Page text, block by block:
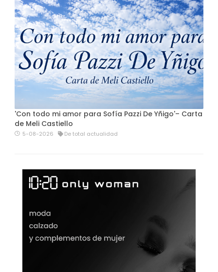
'Con todo mi amor para Sofía Pazzi De Yñigo'– Carta
de Meli Castiello
5-08-2026 De total actualidad